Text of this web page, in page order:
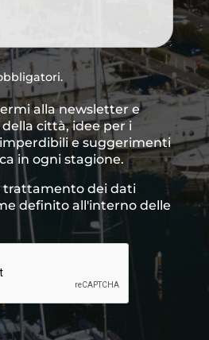
alla newsletter e
città, idee per i
e suggerimenti
in ogni stagione.
trattamento dei dati
definito all'interno delle